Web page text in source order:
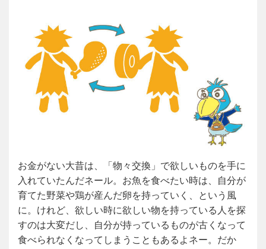
お金がない大昔は、「物々交換」で欲しいものを手に
入れていたんだネール。お魚を食べたい時は、自分が
育てた野菜や鶏が産んだ卵を持っていく、という風
に。けれど、欲しい時に欲しい物を持っている人を探
すのは大変だし、自分が持っているものが古くなって
食べられなくなってしまうこともあるよネー。だか